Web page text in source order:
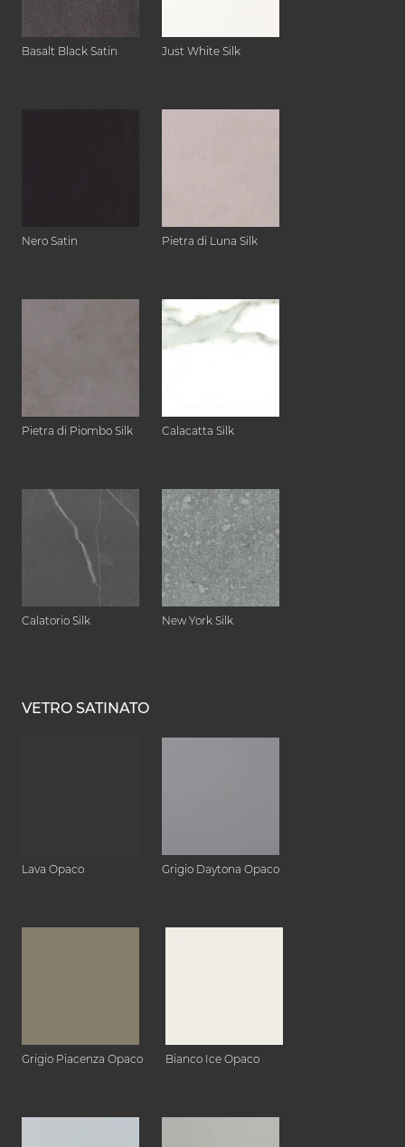
Basalt Black Satin Just White Silk
Nero Satin Pietra di Luna Silk
Pietra di Piombo Silk Calacatta Silk
Calatorio Silk New York Silk
VETRO SATINATO
Lava Opaco Grigio Daytona Opaco
Grigio Piacenza Opaco Bianco Ice Opaco